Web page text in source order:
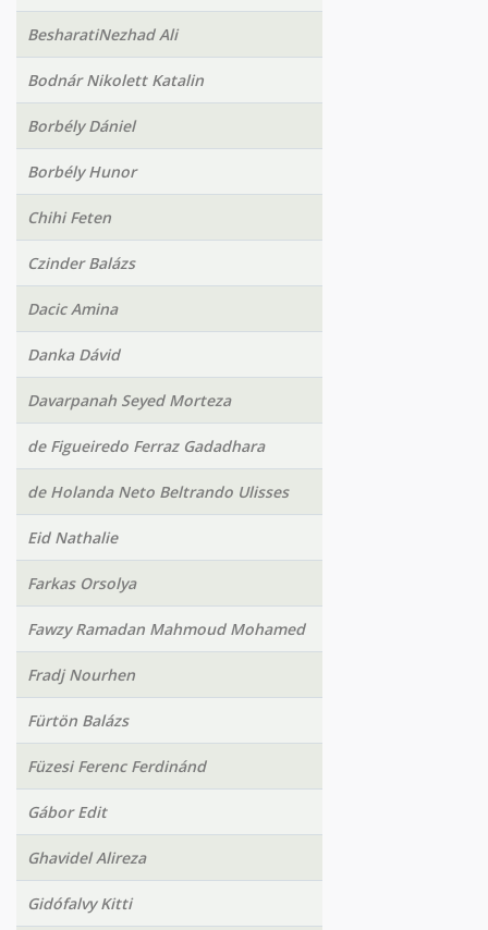
BesharatiNezhad Ali
Bodnár Nikolett Katalin
Borbély Dániel
Borbély Hunor
Chihi Feten
Czinder Balázs
Dacic Amina
Danka Dávid
Davarpanah Seyed Morteza
de Figueiredo Ferraz Gadadhara
de Holanda Neto Beltrando Ulisses
Eid Nathalie
Farkas Orsolya
Fawzy Ramadan Mahmoud Mohamed
Fradj Nourhen
Fürtön Balázs
Füzesi Ferenc Ferdinánd
Gábor Edit
Ghavidel Alireza
Gidófalvy Kitti